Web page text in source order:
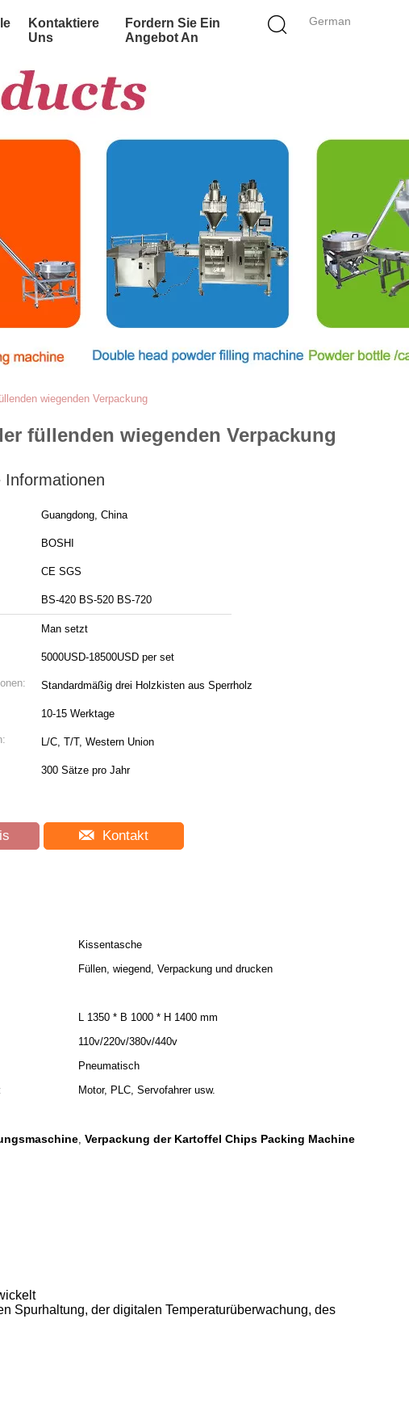
German
Kontaktiere
Uns
Fordern Sie Ein
Angebot An
wiegenden Verpackung
füllenden wiegenden Verpackung
Informationen
Guangdong, China
BOSHI
CE SGS
BS-420 BS-520 BS-720
Man setzt
5000USD-18500USD per set
Standardmäßig drei Holzkisten aus Sperrholz
10-15 Werktage
L/C, T/T, Western Union
300 Sätze pro Jahr
Kontakt
Kissentasche
Füllen, wiegend, Verpackung und drucken
L 1350 * B 1000 * H 1400 mm
110v/220v/380v/440v
Pneumatisch
Motor, PLC, Servofahrer usw.
, Verpackung der Kartoffel Chips Packing Machine
Spurhaltung, der digitalen Temperaturüberwachung, des